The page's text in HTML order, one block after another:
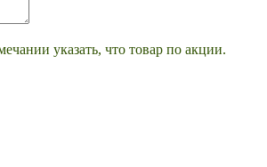
указать, что товар по акции.